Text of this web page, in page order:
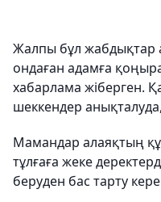
Жалпы бұл жабдықтар
ондаған адамға
хабарлама жіберген.
шеккендер
Мамандар алаяқтың
тұлғаға жеке
беруден бас тарту